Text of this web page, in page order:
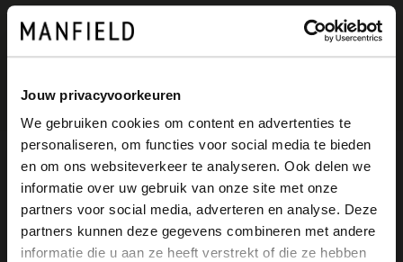
Jouw privacyvoorkeuren
We gebruiken cookies om content en advertenties te
personaliseren, om functies voor social media te bieden
en om ons websiteverkeer te analyseren. Ook delen we
informatie over uw gebruik van onze site met onze
partners voor social media, adverteren en analyse. Deze
partners kunnen deze gegevens combineren met andere
informatie die u aan ze heeft verstrekt of die ze hebben
+1
Produktbeschreibung
Taupefarbene Veloursleder-Loafer mit
×
View this website in English?
It looks like your language isn't Dutch. Would
you like to switch to English?